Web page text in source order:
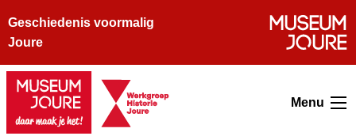
Geschiedenis voormalig
Joure
Menu